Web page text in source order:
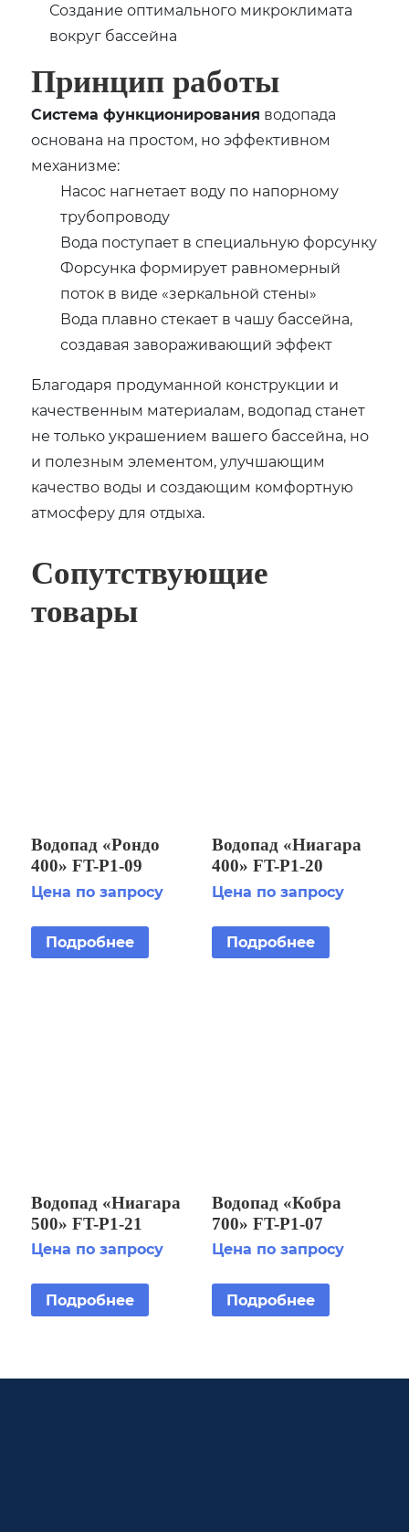
Создание оптимального микроклимата
вокруг бассейна
Принцип работы
Система функционирования водопада
основана на простом, но эффективном
механизме:
Насос нагнетает воду по напорному
трубопроводу
Вода поступает в специальную форсунку
Форсунка формирует равномерный
поток в виде «зеркальной стены»
Вода плавно стекает в чашу бассейна,
создавая завораживающий эффект
Благодаря продуманной конструкции и
качественным материалам, водопад станет
не только украшением вашего бассейна, но
и полезным элементом, улучшающим
качество воды и создающим комфортную
атмосферу для отдыха.
Сопутствующие
товары
Водопад «Рондо
400» FT-Р1-09
Цена по запросу
Подробнее
Водопад «Ниагара
400» FT-Р1-20
Цена по запросу
Подробнее
Водопад «Ниагара
500» FT-Р1-21
Цена по запросу
Подробнее
Водопад «Кобра
700» FT-Р1-07
Цена по запросу
Подробнее